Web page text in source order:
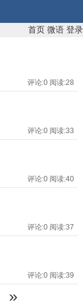
首页 微语 登录
评论:0 阅读:28
评论:0 阅读:33
评论:0 阅读:40
评论:0 阅读:37
评论:0 阅读:39
»